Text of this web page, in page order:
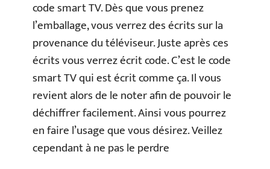
code smart TV. Dès que vous prenez
l’emballage, vous verrez des écrits sur la
provenance du téléviseur. Juste après ces
écrits vous verrez écrit code. C’est le code
smart TV qui est écrit comme ça. Il vous
revient alors de le noter afin de pouvoir le
déchiffrer facilement. Ainsi vous pourrez
en faire l’usage que vous désirez. Veillez
cependant à ne pas le perdre